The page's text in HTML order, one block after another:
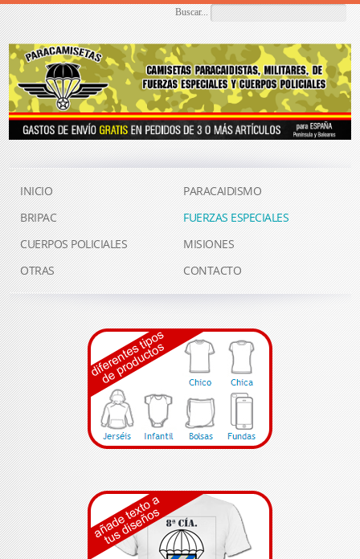
Buscar...
INICIO
PARACAIDISMO
BRIPAC
FUERZAS ESPECIALES
CUERPOS POLICIALES
MISIONES
OTRAS
CONTACTO